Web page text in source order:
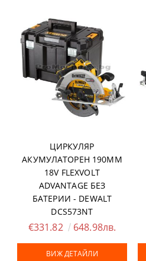
ЦИРКУЛЯР
АКУМУЛАТОРЕН 190ММ
18V FLEXVOLT
ADVANTAGE БЕЗ
БАТЕРИИ - DEWALT
DCS573NT
€331.82 648.98лв.
ВИЖ ДЕТАЙЛИ